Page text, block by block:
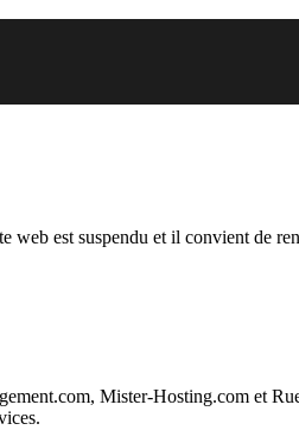
web est suspendu et il convient de
Mister-Hosting.com et